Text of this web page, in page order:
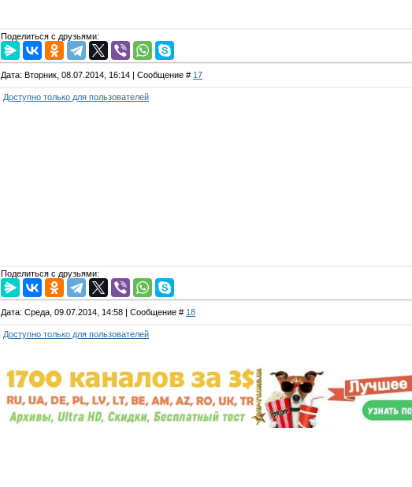
Поделиться с друзьями:
Дата: Вторник, 08.07.2014, 16:14 | Сообщение # 17
Доступно только для пользователей
Поделиться с друзьями:
Дата: Среда, 09.07.2014, 14:58 | Сообщение # 18
Доступно только для пользователей